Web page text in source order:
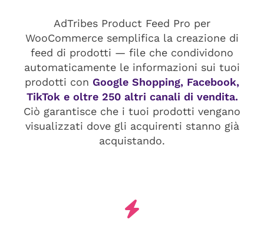
AdTribes Product Feed Pro per
WooCommerce semplifica la creazione di
feed di prodotti — file che condividono
automaticamente le informazioni sui tuoi
prodotti con Google Shopping, Facebook,
TikTok e oltre 250 altri canali di vendita.
Ciò garantisce che i tuoi prodotti vengano
visualizzati dove gli acquirenti stanno già
acquistando.